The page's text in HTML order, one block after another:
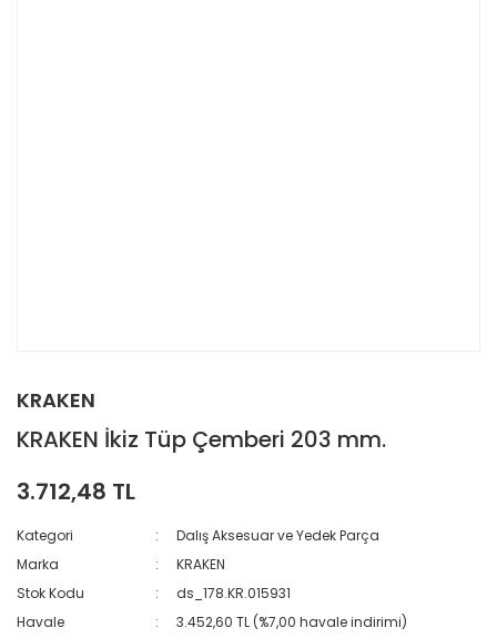
KRAKEN
KRAKEN İkiz Tüp Çemberi 203 mm.
3.712,48 TL
Kategori
Dalış Aksesuar ve Yedek Parça
Marka
KRAKEN
Stok Kodu
ds_178.KR.015931
Havale
3.452,60 TL (%7,00 havale indirimi)